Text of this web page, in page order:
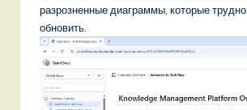
разрозненные диаграммы, которые
обновить.